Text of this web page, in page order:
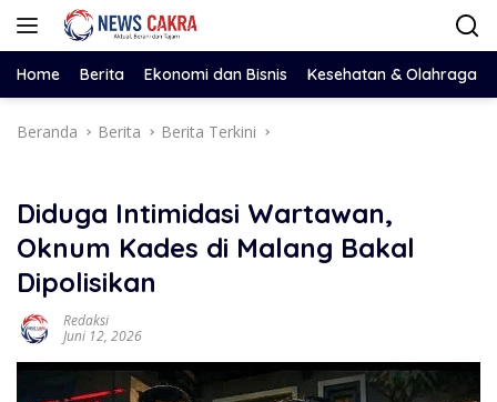
Langsung
Home Berita Ekonomi dan Bisnis Kesehatan & Olahraga
Beranda Berita Berita Terkini
Diduga Intimidasi Wartawan,
Oknum Kades di Malang Bakal
Dipolisikan
Redaksi
Juni 12, 2026